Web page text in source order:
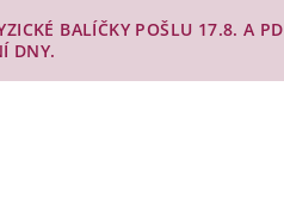
BALÍČKY POŠLU 17.8. A
DNY.